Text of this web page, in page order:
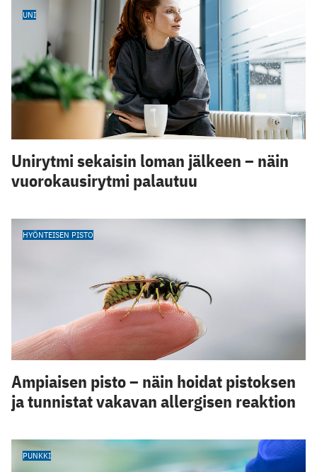
UNI
Unirytmi sekaisin loman jälkeen – näin
vuorokausirytmi palautuu
HYÖNTEISEN PISTO
Ampiaisen pisto – näin hoidat pistoksen
ja tunnistat vakavan allergisen reaktion
PUNKKI